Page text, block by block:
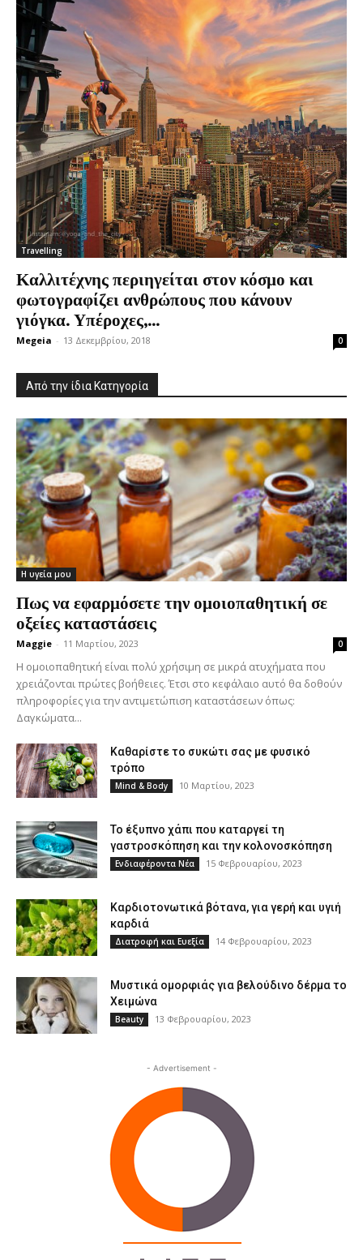
Travelling
Καλλιτέχνης περιηγείται στον κόσμο και
φωτογραφίζει ανθρώπους που κάνουν
γιόγκα. Υπέροχες,...
Megeia - 13 Δεκεμβρίου, 2018 0
Από την ίδια Κατηγορία
Η υγεία μου
Πως να εφαρμόσετε την ομοιοπαθητική σε
οξείες καταστάσεις
Maggie - 11 Μαρτίου, 2023 0
Η ομοιοπαθητική είναι πολύ χρήσιμη σε μικρά ατυχήματα που
χρειάζονται πρώτες βοήθειες. Έτσι στο κεφάλαιο αυτό θα δοθούν
πληροφορίες για την αντιμετώπιση καταστάσεων όπως:
Δαγκώματα...
Καθαρίστε το συκώτι σας με φυσικό
τρόπο
Mind & Body 10 Μαρτίου, 2023
Το έξυπνο χάπι που καταργεί τη
γαστροσκόπηση και την κολονοσκόπηση
Ενδιαφέροντα Νέα 15 Φεβρουαρίου, 2023
Καρδιοτονωτικά βότανα, για γερή και υγιή
καρδιά
Διατροφή και Ευεξία 14 Φεβρουαρίου, 2023
Μυστικά ομορφιάς για βελούδινο δέρμα το
Χειμώνα
Beauty 13 Φεβρουαρίου, 2023
- Advertisement -